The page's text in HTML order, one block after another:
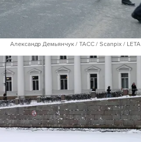
Александр Демьянчук / ТАСС / Scanpix / LETA